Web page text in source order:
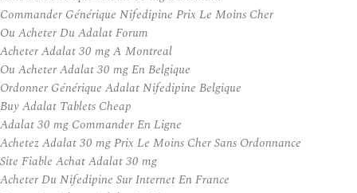
Commander Générique Nifedipine Prix Le Moins Cher
Ou Acheter Du Adalat Forum
Acheter Adalat 30 mg A Montreal
Ou Acheter Adalat 30 mg En Belgique
Ordonner Générique Adalat Nifedipine Belgique
Buy Adalat Tablets Cheap
Adalat 30 mg Commander En Ligne
Achetez Adalat 30 mg Prix Le Moins Cher Sans Ordonnance
Site Fiable Achat Adalat 30 mg
Acheter Du Nifedipine Sur Internet En France